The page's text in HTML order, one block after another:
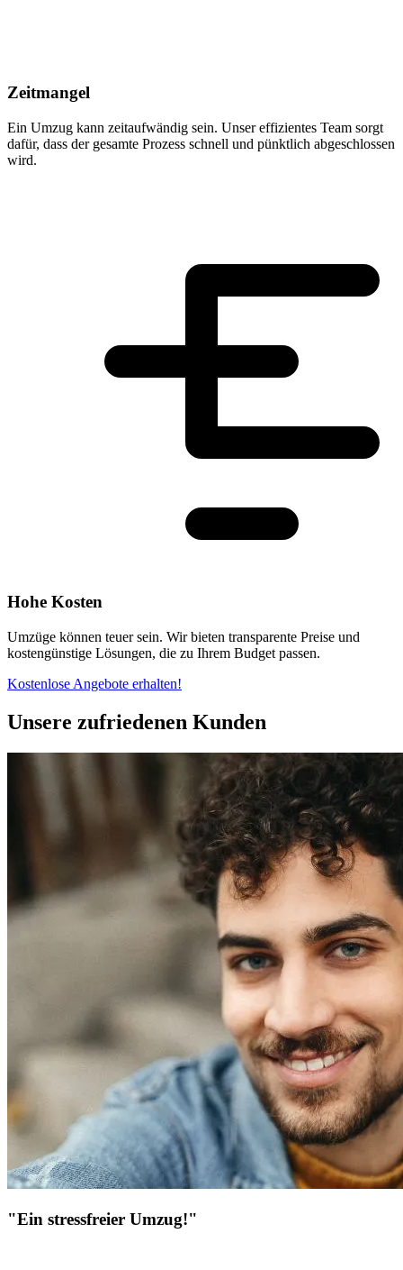
Zeitmangel
Ein Umzug kann zeitaufwändig sein. Unser effizientes Team sorgt
dafür, dass der gesamte Prozess schnell und pünktlich abgeschlossen
wird.
Hohe Kosten
Umzüge können teuer sein. Wir bieten transparente Preise und
kostengünstige Lösungen, die zu Ihrem Budget passen.
Kostenlose Angebote erhalten!
Unsere zufriedenen Kunden
"Ein stressfreier Umzug!"